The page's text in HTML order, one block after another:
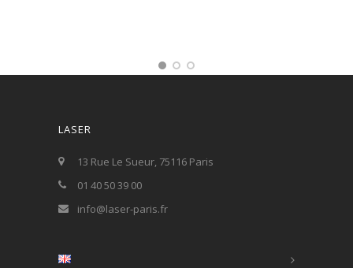
LASER
13 Rue Le Sueur, 75116 Paris
01 40 50 39 00
info@laser-paris.fr